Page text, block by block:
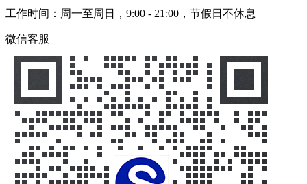
工作时间：周一至周日，9:00 - 21:00，节假日不休息
微信客服